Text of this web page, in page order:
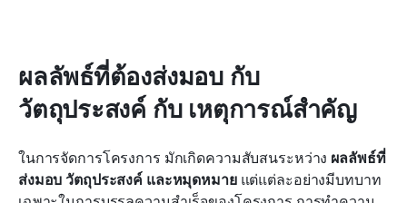
ผลลัพธ์ที่ต้องส่งมอบ กับ
วัตถุประสงค์ กับ เหตุการณ์สำคัญ
ในการจัดการโครงการ มักเกิดความสับสนระหว่าง ผลลัพธ์ที่
ส่งมอบ วัตถุประสงค์ และหมุดหมาย แต่แต่ละอย่างมีบทบาท